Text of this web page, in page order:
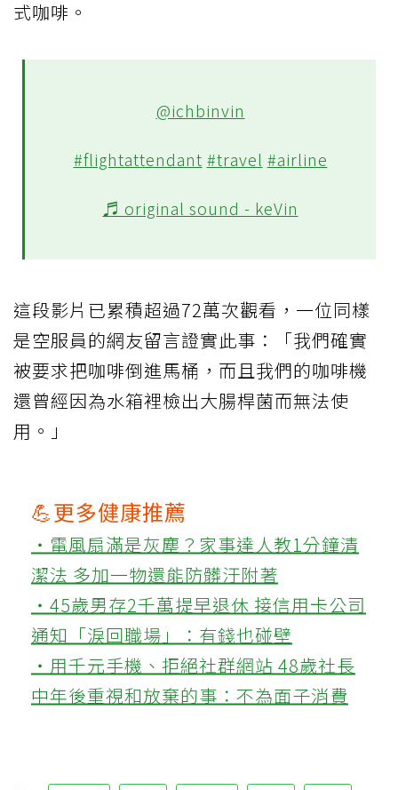
式咖啡。
@ichbinvin
#flightattendant #travel #airline
♬ original sound - keVin
這段影片已累積超過72萬次觀看，一位同樣
是空服員的網友留言證實此事：「我們確實
被要求把咖啡倒進馬桶，而且我們的咖啡機
還曾經因為水箱裡檢出大腸桿菌而無法使
用。」
💪更多健康推薦
‧電風扇滿是灰塵？家事達人教1分鐘清
潔法 多加一物還能防髒汙附著
‧45歲男存2千萬提早退休 接信用卡公司
通知「淚回職場」：有錢也碰壁
‧用千元手機、拒絕社群網站 48歲社長
中年後重視和放棄的事：不為面子消費